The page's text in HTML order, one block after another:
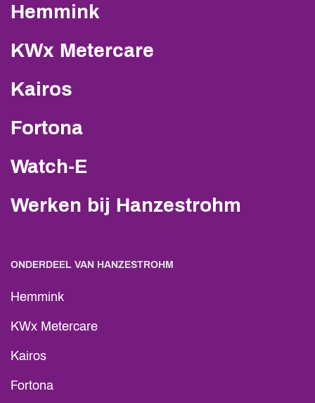
Hemmink
KWx Metercare
Kairos
Fortona
Watch-E
Werken bij Hanzestrohm
ONDERDEEL VAN HANZESTROHM
Hemmink
KWx Metercare
Kairos
Fortona